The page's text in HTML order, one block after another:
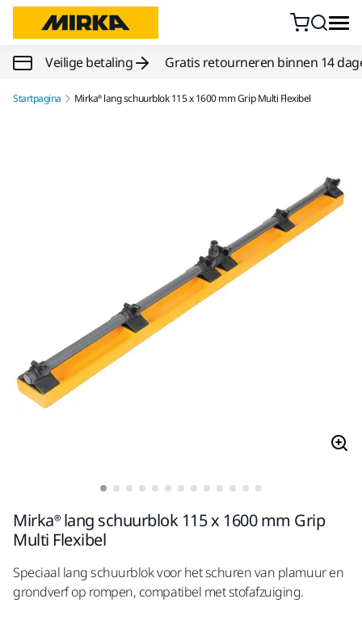
Doorgaan naar inhoud
Veilige betaling Gratis retourneren binnen 14
Startpagina Mirka® lang schuurblok 115 x 1600 mm Grip Multi Flexibel
Mirka® lang schuurblok 115 x 1600 mm Grip
Multi Flexibel
Speciaal lang schuurblok voor het schuren van plamuur en
grondverf op rompen, compatibel met stofafzuiging.